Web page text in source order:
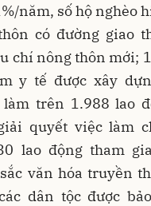
năm, số hộ nghèo
có đường giao
chí nông thôn mới;
y tế được xây
trên 1.988 lao
quyết việc làm
lao động tham
văn hóa truyền
dân tộc được